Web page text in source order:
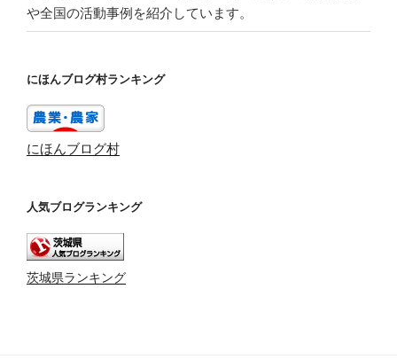
や全国の活動事例を紹介しています。
にほんブログ村ランキング
にほんブログ村
人気ブログランキング
茨城県ランキング